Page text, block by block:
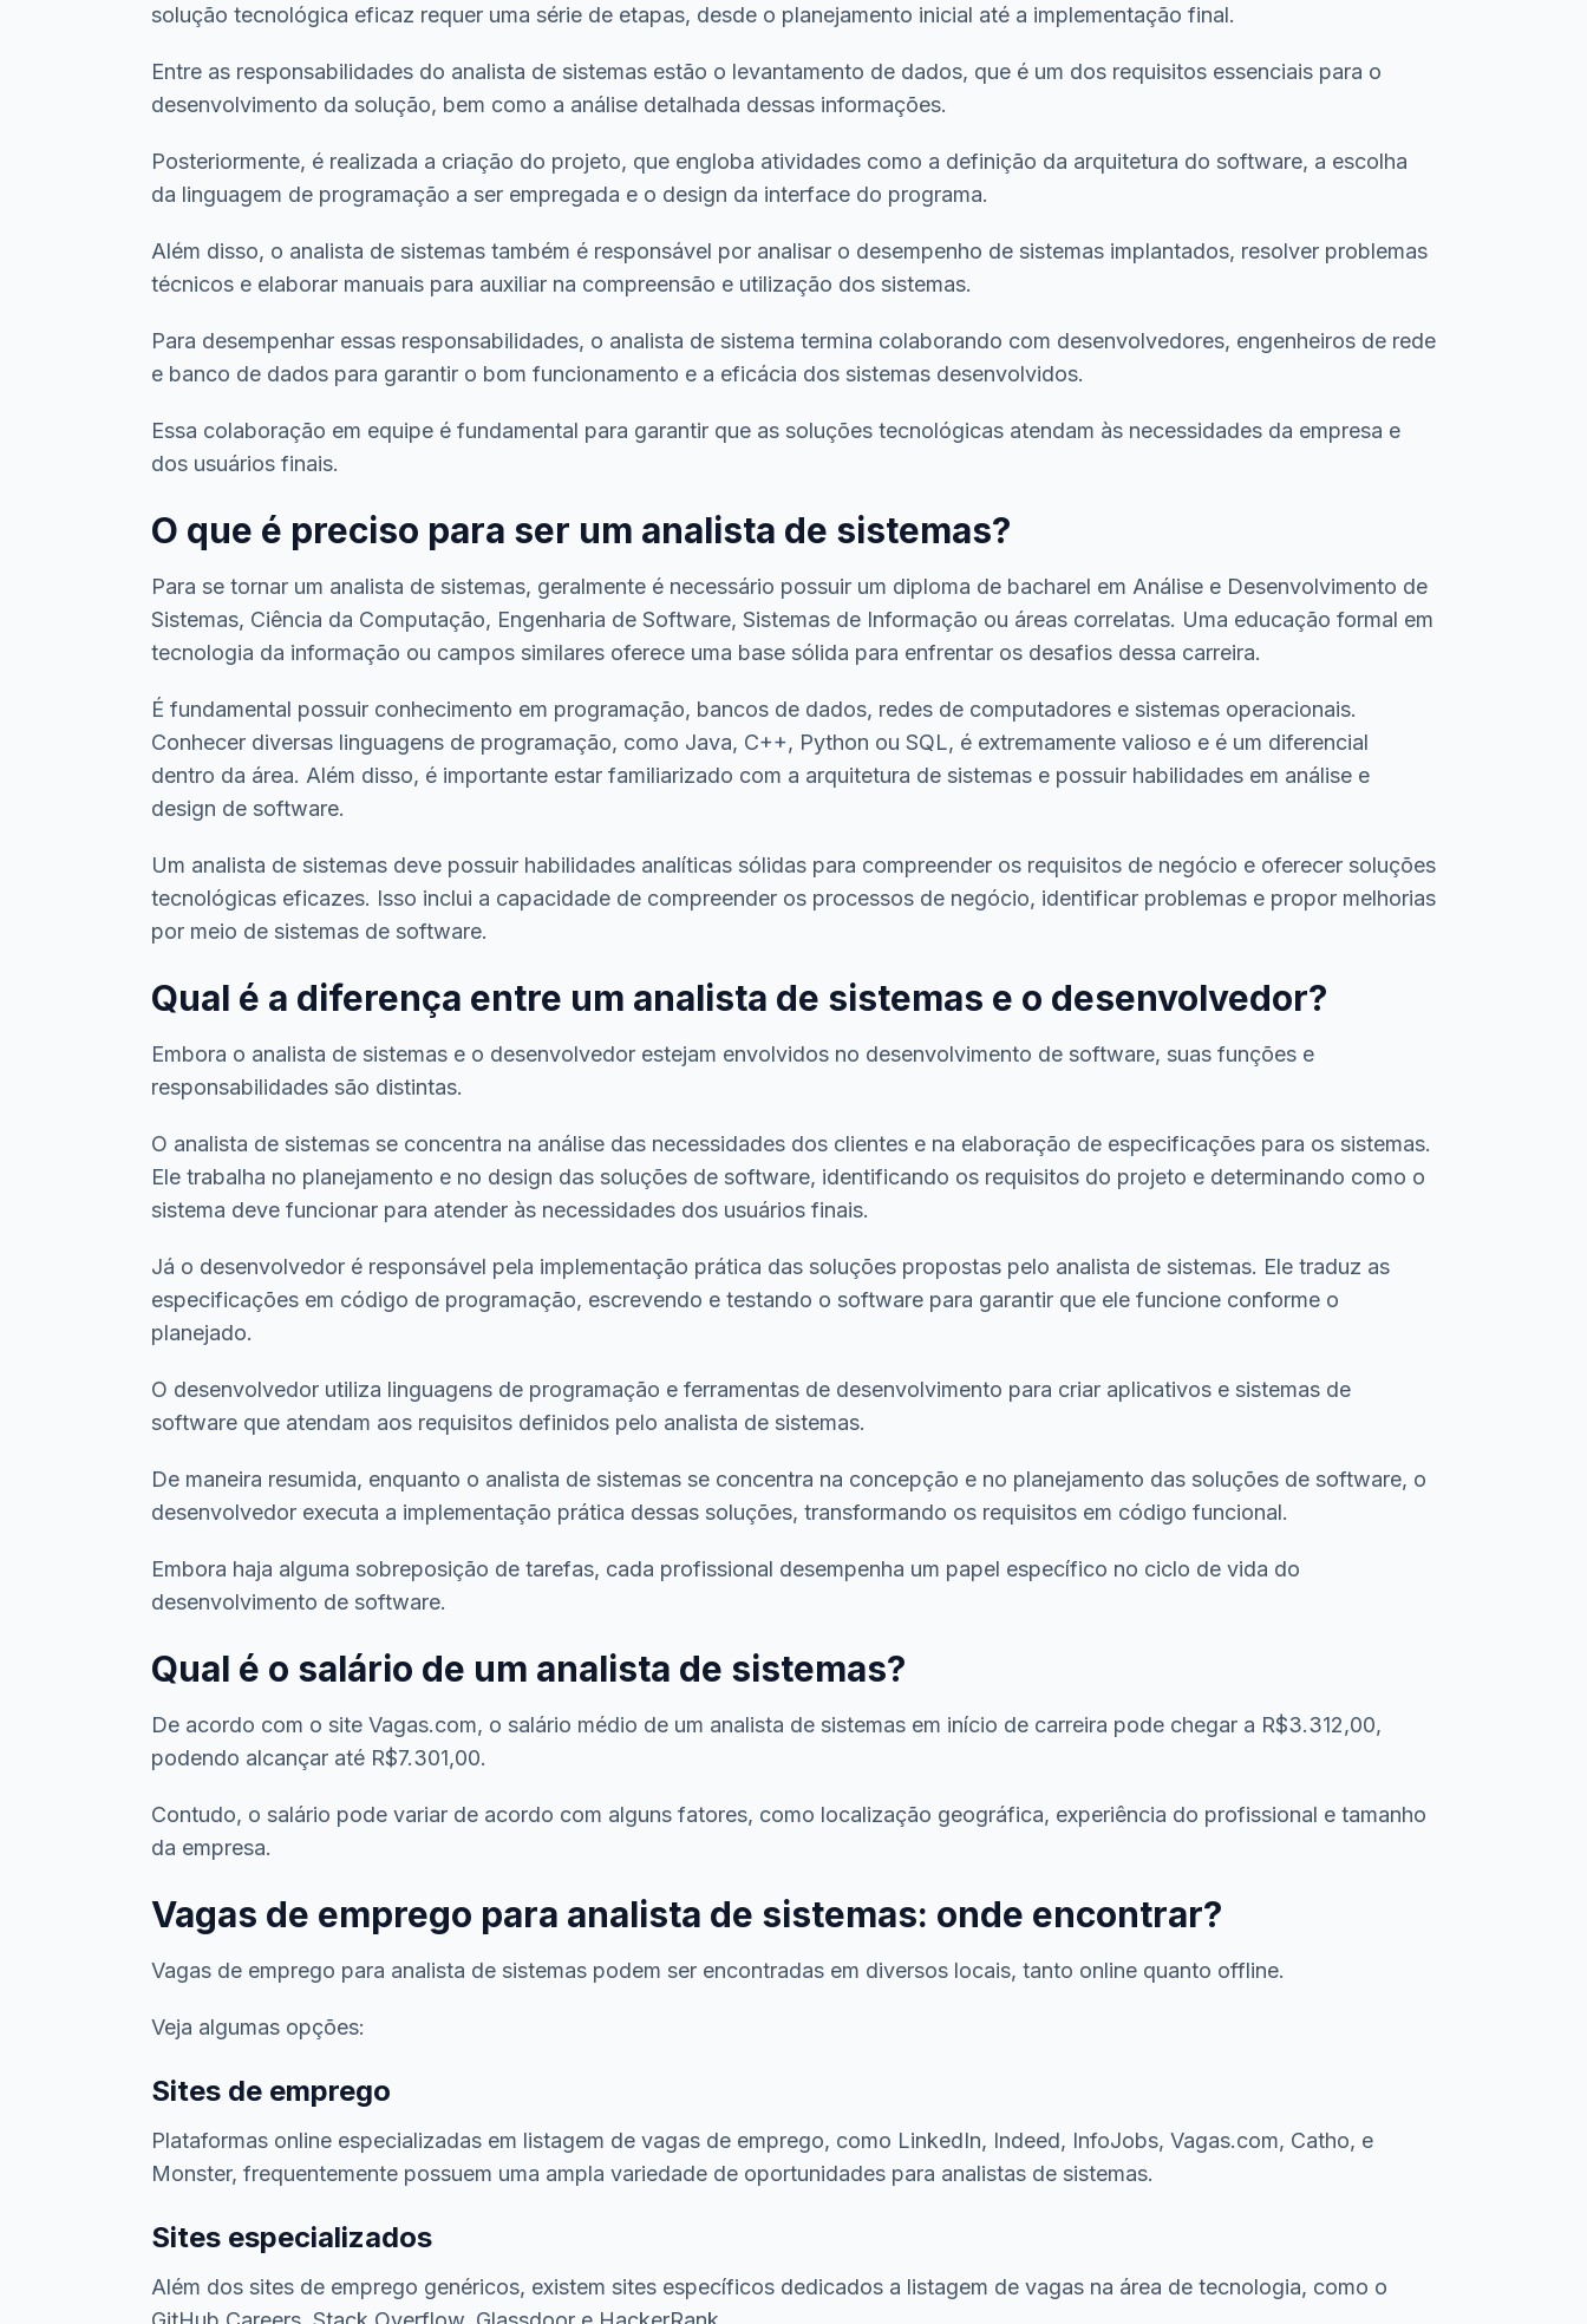
solução tecnológica eficaz requer uma série de etapas, desde o planejamento inicial até a implementação final.
Entre as responsabilidades do analista de sistemas estão o levantamento de dados, que é um dos requisitos essenciais para o
desenvolvimento da solução, bem como a análise detalhada dessas informações.
Posteriormente, é realizada a criação do projeto, que engloba atividades como a definição da arquitetura do software, a escolha
da linguagem de programação a ser empregada e o design da interface do programa.
Além disso, o analista de sistemas também é responsável por analisar o desempenho de sistemas implantados, resolver problemas
técnicos e elaborar manuais para auxiliar na compreensão e utilização dos sistemas.
Para desempenhar essas responsabilidades, o analista de sistema termina colaborando com desenvolvedores, engenheiros de rede
e banco de dados para garantir o bom funcionamento e a eficácia dos sistemas desenvolvidos.
Essa colaboração em equipe é fundamental para garantir que as soluções tecnológicas atendam às necessidades da empresa e
dos usuários finais.
O que é preciso para ser um analista de sistemas?
Para se tornar um analista de sistemas, geralmente é necessário possuir um diploma de bacharel em Análise e Desenvolvimento de
Sistemas, Ciência da Computação, Engenharia de Software, Sistemas de Informação ou áreas correlatas. Uma educação formal em
tecnologia da informação ou campos similares oferece uma base sólida para enfrentar os desafios dessa carreira.
É fundamental possuir conhecimento em programação, bancos de dados, redes de computadores e sistemas operacionais.
Conhecer diversas linguagens de programação, como Java, C++, Python ou SQL, é extremamente valioso e é um diferencial
dentro da área. Além disso, é importante estar familiarizado com a arquitetura de sistemas e possuir habilidades em análise e
design de software.
Um analista de sistemas deve possuir habilidades analíticas sólidas para compreender os requisitos de negócio e oferecer soluções
tecnológicas eficazes. Isso inclui a capacidade de compreender os processos de negócio, identificar problemas e propor melhorias
por meio de sistemas de software.
Qual é a diferença entre um analista de sistemas e o desenvolvedor?
Embora o analista de sistemas e o desenvolvedor estejam envolvidos no desenvolvimento de software, suas funções e
responsabilidades são distintas.
O analista de sistemas se concentra na análise das necessidades dos clientes e na elaboração de especificações para os sistemas.
Ele trabalha no planejamento e no design das soluções de software, identificando os requisitos do projeto e determinando como o
sistema deve funcionar para atender às necessidades dos usuários finais.
Já o desenvolvedor é responsável pela implementação prática das soluções propostas pelo analista de sistemas. Ele traduz as
especificações em código de programação, escrevendo e testando o software para garantir que ele funcione conforme o
planejado.
O desenvolvedor utiliza linguagens de programação e ferramentas de desenvolvimento para criar aplicativos e sistemas de
software que atendam aos requisitos definidos pelo analista de sistemas.
De maneira resumida, enquanto o analista de sistemas se concentra na concepção e no planejamento das soluções de software, o
desenvolvedor executa a implementação prática dessas soluções, transformando os requisitos em código funcional.
Embora haja alguma sobreposição de tarefas, cada profissional desempenha um papel específico no ciclo de vida do
desenvolvimento de software.
Qual é o salário de um analista de sistemas?
De acordo com o site Vagas.com, o salário médio de um analista de sistemas em início de carreira pode chegar a R$3.312,00,
podendo alcançar até R$7.301,00.
Contudo, o salário pode variar de acordo com alguns fatores, como localização geográfica, experiência do profissional e tamanho
da empresa.
Vagas de emprego para analista de sistemas: onde encontrar?
Vagas de emprego para analista de sistemas podem ser encontradas em diversos locais, tanto online quanto offline.
Veja algumas opções:
Sites de emprego
Plataformas online especializadas em listagem de vagas de emprego, como LinkedIn, Indeed, InfoJobs, Vagas.com, Catho, e
Monster, frequentemente possuem uma ampla variedade de oportunidades para analistas de sistemas.
Sites especializados
Além dos sites de emprego genéricos, existem sites específicos dedicados a listagem de vagas na área de tecnologia, como o